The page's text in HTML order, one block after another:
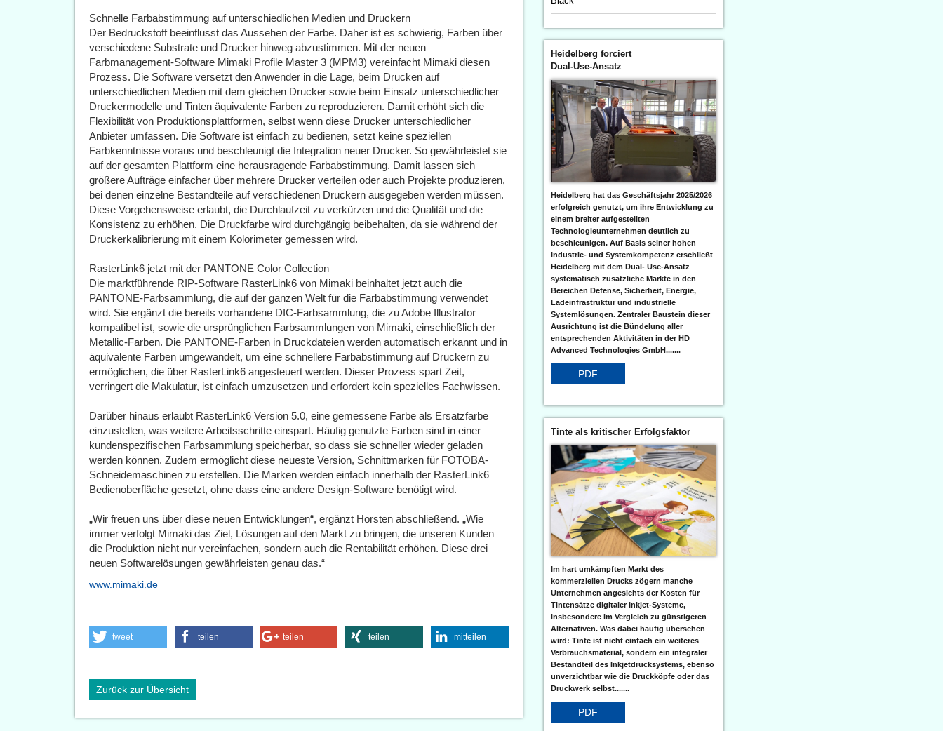
Schnelle Farbabstimmung auf unterschiedlichen Medien und Druckern
Der Bedruckstoff beeinflusst das Aussehen der Farbe. Daher ist es schwierig, Farben über
verschiedene Substrate und Drucker hinweg abzustimmen. Mit der neuen
Farbmanagement-Software Mimaki Profile Master 3 (MPM3) vereinfacht Mimaki diesen
Prozess. Die Software versetzt den Anwender in die Lage, beim Drucken auf
unterschiedlichen Medien mit dem gleichen Drucker sowie beim Einsatz unterschiedlicher
Druckermodelle und Tinten äquivalente Farben zu reproduzieren. Damit erhöht sich die
Flexibilität von Produktionsplattformen, selbst wenn diese Drucker unterschiedlicher
Anbieter umfassen. Die Software ist einfach zu bedienen, setzt keine speziellen
Farbkenntnisse voraus und beschleunigt die Integration neuer Drucker. So gewährleistet sie
auf der gesamten Plattform eine herausragende Farbabstimmung. Damit lassen sich
größere Aufträge einfacher über mehrere Drucker verteilen oder auch Projekte produzieren,
bei denen einzelne Bestandteile auf verschiedenen Druckern ausgegeben werden müssen.
Diese Vorgehensweise erlaubt, die Durchlaufzeit zu verkürzen und die Qualität und die
Konsistenz zu erhöhen. Die Druckfarbe wird durchgängig beibehalten, da sie während der
Druckerkalibrierung mit einem Kolorimeter gemessen wird.
RasterLink6 jetzt mit der PANTONE Color Collection
Die marktführende RIP-Software RasterLink6 von Mimaki beinhaltet jetzt auch die
PANTONE-Farbsammlung, die auf der ganzen Welt für die Farbabstimmung verwendet
wird. Sie ergänzt die bereits vorhandene DIC-Farbsammlung, die zu Adobe Illustrator
kompatibel ist, sowie die ursprünglichen Farbsammlungen von Mimaki, einschließlich der
Metallic-Farben. Die PANTONE-Farben in Druckdateien werden automatisch erkannt und in
äquivalente Farben umgewandelt, um eine schnellere Farbabstimmung auf Druckern zu
ermöglichen, die über RasterLink6 angesteuert werden. Dieser Prozess spart Zeit,
verringert die Makulatur, ist einfach umzusetzen und erfordert kein spezielles Fachwissen.
Darüber hinaus erlaubt RasterLink6 Version 5.0, eine gemessene Farbe als Ersatzfarbe
einzustellen, was weitere Arbeitsschritte einspart. Häufig genutzte Farben sind in einer
kundenspezifischen Farbsammlung speicherbar, so dass sie schneller wieder geladen
werden können. Zudem ermöglicht diese neueste Version, Schnittmarken für FOTOBA-
Schneidemaschinen zu erstellen. Die Marken werden einfach innerhalb der RasterLink6
Bedienoberfläche gesetzt, ohne dass eine andere Design-Software benötigt wird.
„Wir freuen uns über diese neuen Entwicklungen“, ergänzt Horsten abschließend. „Wie
immer verfolgt Mimaki das Ziel, Lösungen auf den Markt zu bringen, die unseren Kunden
die Produktion nicht nur vereinfachen, sondern auch die Rentabilität erhöhen. Diese drei
neuen Softwarelösungen gewährleisten genau das.“
www.mimaki.de
tweet teilen teilen teilen mitteilen
Zurück zur Übersicht
Heidelberg forciert
Dual-Use-Ansatz
Heidelberg hat das Geschäftsjahr 2025/2026
erfolgreich genutzt, um ihre Entwicklung zu
einem breiter aufgestellten
Technologieunternehmen deutlich zu
beschleunigen. Auf Basis seiner hohen
Industrie- und Systemkompetenz erschließt
Heidelberg mit dem Dual- Use-Ansatz
systematisch zusätzliche Märkte in den
Bereichen Defense, Sicherheit, Energie,
Ladeinfrastruktur und industrielle
Systemlösungen. Zentraler Baustein dieser
Ausrichtung ist die Bündelung aller
entsprechenden Aktivitäten in der HD
Advanced Technologies GmbH.......
PDF
Tinte als kritischer Erfolgsfaktor
Im hart umkämpften Markt des
kommerziellen Drucks zögern manche
Unternehmen angesichts der Kosten für
Tintensätze digitaler Inkjet-Systeme,
insbesondere im Vergleich zu günstigeren
Alternativen. Was dabei häufig übersehen
wird: Tinte ist nicht einfach ein weiteres
Verbrauchsmaterial, sondern ein integraler
Bestandteil des Inkjetdrucksystems, ebenso
unverzichtbar wie die Druckköpfe oder das
Druckwerk selbst.......
PDF